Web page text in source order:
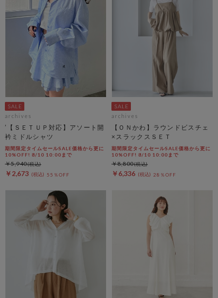
archives
’【ＳＥＴＵＰ対応】アソート開
衿ミドルシャツ
期間限定タイムセールSALE価格から更に
10%OFF! 8/10 10:00まで
￥2,673 55％OFF
￥5,940
archives
【ＯＮかわ】ラウンドビスチェ
×スラックスＳＥＴ
期間限定タイムセールSALE価格から更に
10%OFF! 8/10 10:00まで
￥6,336 28％OFF
￥8,800